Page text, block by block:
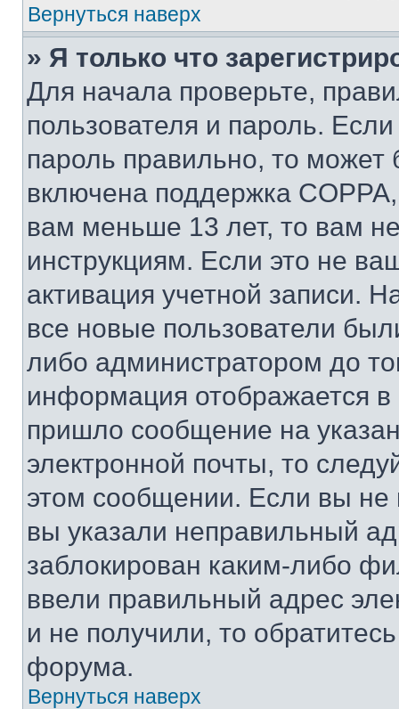
Вернуться наверх
» Я только что
Для начала проверьте,
пользователя и пароль.
пароль правильно, то может
включена поддержка
вам меньше 13 лет, то вам
инструкциям. Если это не
активация учетной записи.
все новые пользователи
либо администратором до
информация отображается
пришло сообщение на
электронной почты, то
этом сообщении. Если вы
вы указали неправильный
заблокирован каким-либо
ввели правильный адрес
и не получили, то
форума.
Вернуться наверх